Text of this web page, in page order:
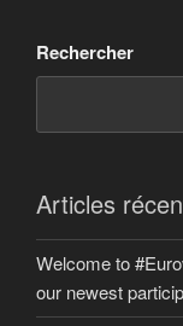
Rechercher
Articles
Welcome to
our newest